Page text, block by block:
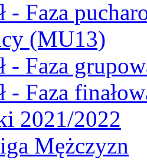
- Faza
(MU13)
- Faza
- Faza
2021/2022
Mężczyzn